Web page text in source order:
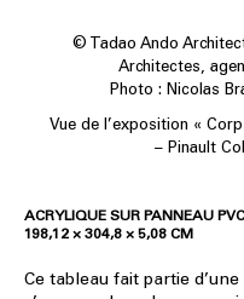
© Tadao Ando
Architectes,
Photo : Nicolas
Vue de l’exposition «
– Pinault
ACRYLIQUE SUR PANNEAU PVC
198,12 × 304,8 × 5,08 CM
Ce tableau fait partie